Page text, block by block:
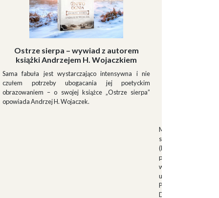
Ostrze sierpa – wywiad z autorem
książki Andrzejem H. Wojaczkiem
Sama fabuła jest wystarczająco intensywna i nie
czułem potrzeby ubogacania jej poetyckim
obrazowaniem – o swojej książce „Ostrze sierpa”
opowiada Andrzej H. Wojaczek.
Muszkieterowie
stanowili elitarną
(Milizia Volontaria
pełniącą rolę
w latach 1923-
uroczystościach
Palazzo Venezia w
Duce.